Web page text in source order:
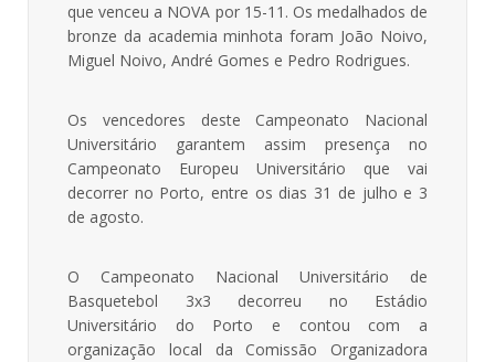
que venceu a NOVA por 15-11. Os medalhados de
bronze da academia minhota foram João Noivo,
Miguel Noivo, André Gomes e Pedro Rodrigues.
Os vencedores deste Campeonato Nacional
Universitário garantem assim presença no
Campeonato Europeu Universitário que vai
decorrer no Porto, entre os dias 31 de julho e 3
de agosto.
O Campeonato Nacional Universitário de
Basquetebol 3x3 decorreu no Estádio
Universitário do Porto e contou com a
organização local da Comissão Organizadora